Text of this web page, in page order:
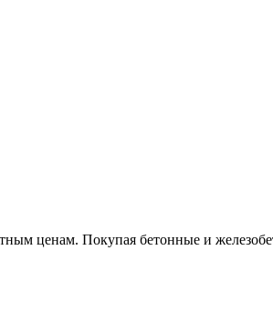
ценам. Покупая бетонные и